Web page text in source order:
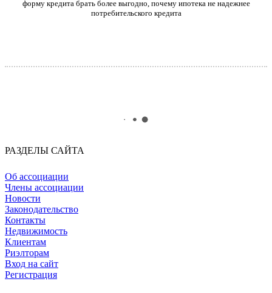
форму кредита брать более выгодно, почему ипотека не надежнее
потребительского кредита
РАЗДЕЛЫ САЙТА
Об ассоциации
Члены ассоциации
Новости
Законодательство
Контакты
Недвижимость
Клиентам
Риэлторам
Вход на сайт
Регистрация